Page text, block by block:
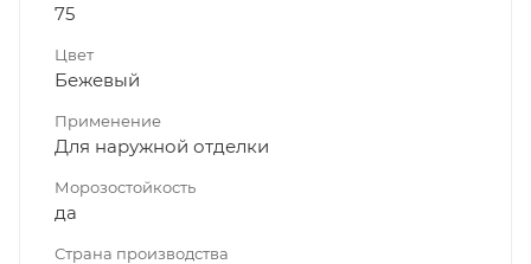
75
Цвет
Бежевый
Применение
Для наружной отделки
Морозостойкость
да
Страна производства